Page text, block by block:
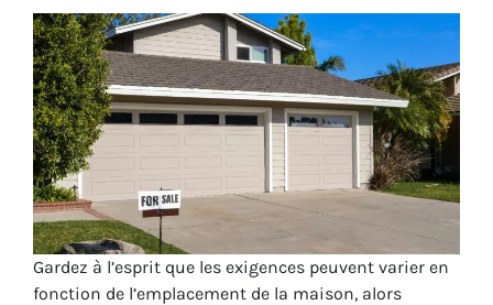
Gardez à l’esprit que les exigences peuvent varier en
fonction de l’emplacement de la maison, alors